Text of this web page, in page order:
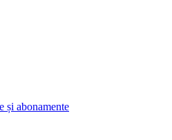
și abonamente